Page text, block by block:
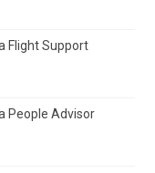
Flight Support
People Advisor